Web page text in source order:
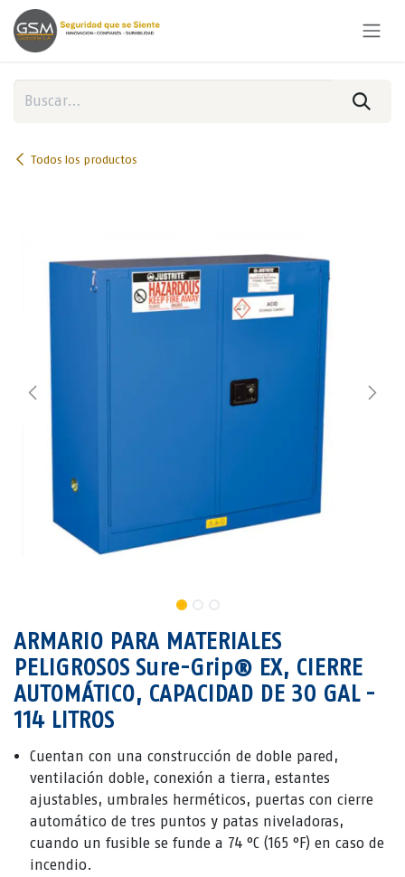
Ir al contenido
Todos los productos
ARMARIO PARA MATERIALES
PELIGROSOS Sure-Grip® EX, CIERRE
AUTOMÁTICO, CAPACIDAD DE 30 GAL -
114 LITROS
Cuentan con una construcción de doble pared,
ventilación doble, conexión a tierra, estantes
ajustables, umbrales herméticos, puertas con cierre
automático de tres puntos y patas niveladoras,
cuando un fusible se funde a 74 °C (165 °F) en caso de
incendio.